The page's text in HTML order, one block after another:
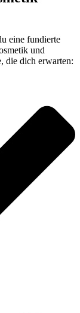
eine fundierte
und
die dich erwarten: